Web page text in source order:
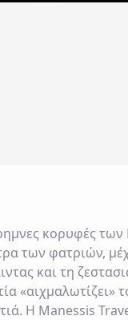
κορυφές των
των φατριών,
και τη
«αιχμαλωτίζει»
Η Manessis